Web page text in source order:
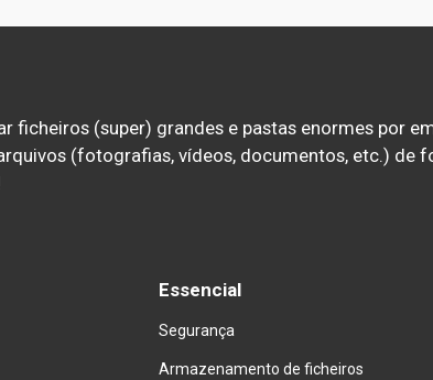
ficheiros (super) grandes e pastas enormes por
(fotografias, vídeos, documentos, etc.) de
Essencial
Segurança
Armazenamento de ficheiros